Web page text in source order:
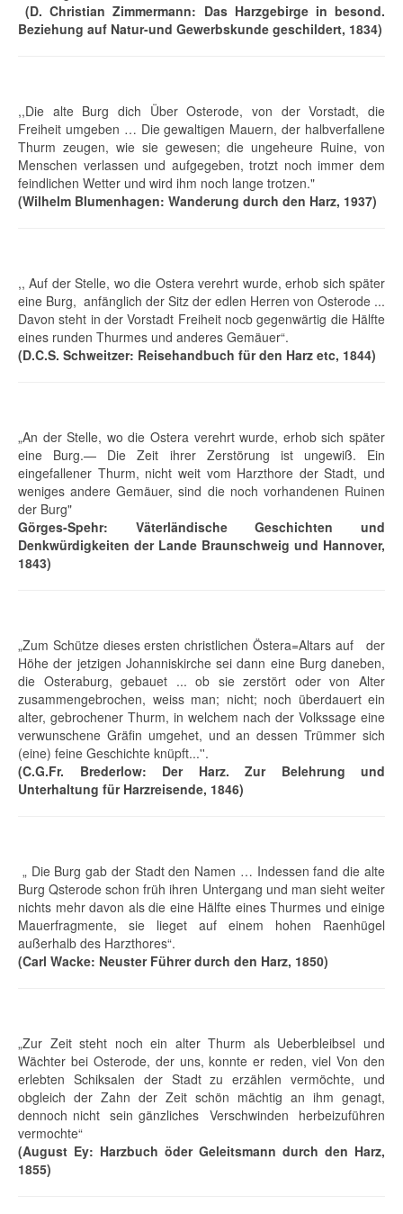
(D. Christian Zimmermann: Das Harzgebirge in besond.
Beziehung auf Natur-und Gewerbskunde geschildert, 1834)
,,Die alte Burg dich Über Osterode, von der Vorstadt, die
Freiheit umgeben … Die gewaltigen Mauern, der halbverfallene
Thurm zeugen, wie sie gewesen; die ungeheure Ruine, von
Menschen verlassen und aufgegeben, trotzt noch immer dem
feindlichen Wetter und wird ihm noch lange trotzen."
(Wilhelm Blumenhagen: Wanderung durch den Harz, 1937)
,, Auf der Stelle, wo die Ostera verehrt wurde, erhob sich später
eine Burg, anfänglich der Sitz der edlen Herren von Osterode ...
Davon steht in der Vorstadt Freiheit nocb gegenwärtig die Hälfte
eines runden Thurmes und anderes Gemäuer“.
(D.C.S. Schweitzer: Reisehandbuch für den Harz etc, 1844)
„An der Stelle, wo die Ostera verehrt wurde, erhob sich später
eine Burg.— Die Zeit ihrer Zerstörung ist ungewiß. Ein
eingefallener Thurm, nicht weit vom Harzthore der Stadt, und
weniges andere Gemäuer, sind die noch vorhandenen Ruinen
der Burg"
Görges-Spehr: Väterländische Geschichten und
Denkwürdigkeiten der Lande Braunschweig und Hannover,
1843)
„Zum Schütze dieses ersten christlichen Östera=Altars auf der
Höhe der jetzigen Johanniskirche sei dann eine Burg daneben,
die Osteraburg, gebauet ... ob sie zerstört oder von Alter
zusammengebrochen, weiss man; nicht; noch überdauert ein
alter, gebrochener Thurm, in welchem nach der Volkssage eine
verwunschene Gräfin umgehet, und an dessen Trümmer sich
(eine) feine Geschichte knüpft...''.
(C.G.Fr. Brederlow: Der Harz. Zur Belehrung und
Unterhaltung für Harzreisende, 1846)
„ Die Burg gab der Stadt den Namen … Indessen fand die alte
Burg Qsterode schon früh ihren Untergang und man sieht weiter
nichts mehr davon als die eine Hälfte eines Thurmes und einige
Mauerfragmente, sie lieget auf einem hohen Raenhügel
außerhalb des Harzthores“.
(Carl Wacke: Neuster Führer durch den Harz, 1850)
„Zur Zeit steht noch ein alter Thurm als Ueberbleibsel und
Wächter bei Osterode, der uns, konnte er reden, viel Von den
erlebten Schiksalen der Stadt zu erzählen vermöchte, und
obgleich der Zahn der Zeit schön mächtig an ihm genagt,
dennoch nicht sein gänzliches Verschwinden herbeizuführen
vermochte“
(August Ey: Harzbuch öder Geleitsmann durch den Harz,
1855)